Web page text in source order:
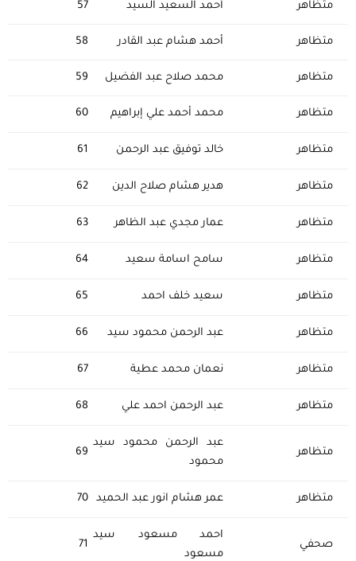
متظاهر أحمد السعيد السيد 57
متظاهر أحمد هشام عبد القادر 58
متظاهر محمد صلاح عبد الفضيل 59
متظاهر محمد أحمد علي إبراهيم 60
متظاهر خالد توفيق عبد الرحمن 61
متظاهر هدير هشام صلاح الدين 62
متظاهر عمار مجدي عبد الظاهر 63
متظاهر سامح اسامة سعيد 64
متظاهر سعيد خلف احمد 65
متظاهر عبد الرحمن محمود سيد 66
متظاهر نعمان محمد عطية 67
متظاهر عبد الرحمن احمد علي 68
متظاهر
عبد الرحمن محمود سيد
محمود
69
متظاهر عمر هشام انور عبد الحميد 70
صحفي
احمد مسعود سيد
مسعود
71